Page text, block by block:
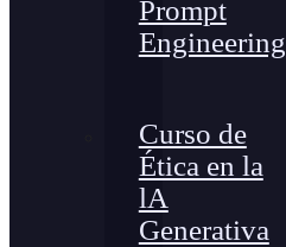
Prompt
Engineering
Curso de
Ética en la
lA
Generativa